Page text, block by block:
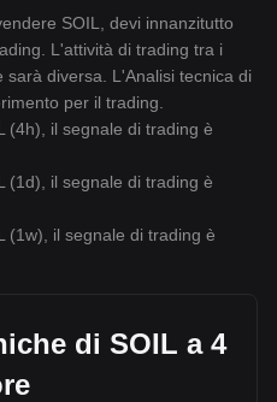
SOIL, devi innanzitutto
L'attività di trading tra i
diversa. L'Analisi tecnica di
per il trading.
(4h), il segnale di trading è
(1d), il segnale di trading è
(1w), il segnale di trading è
di SOIL a 4